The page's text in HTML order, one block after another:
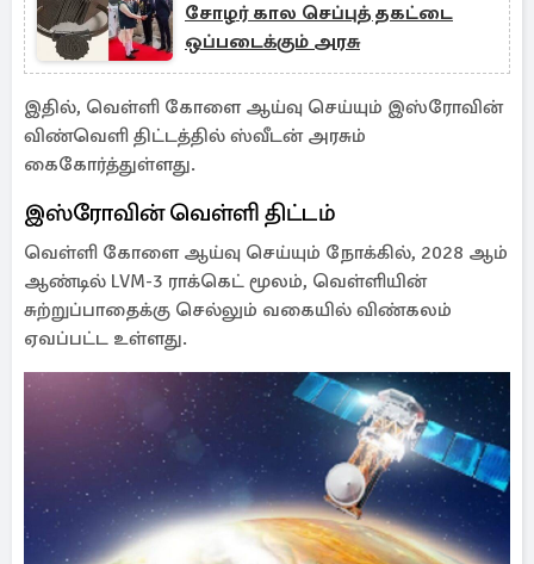
சோழர் கால செப்புத் தகட்டை
ஒப்படைக்கும் அரசு
இதில், வெள்ளி கோளை ஆய்வு செய்யும் இஸ்ரோவின்
விண்வெளி திட்டத்தில் ஸ்வீடன் அரசும்
கைகோர்த்துள்ளது.
இஸ்ரோவின் வெள்ளி திட்டம்
வெள்ளி கோளை ஆய்வு செய்யும் நோக்கில், 2028 ஆம்
ஆண்டில் LVM-3 ராக்கெட் மூலம், வெள்ளியின்
சுற்றுப்பாதைக்கு செல்லும் வகையில் விண்கலம்
ஏவப்பட்ட உள்ளது.